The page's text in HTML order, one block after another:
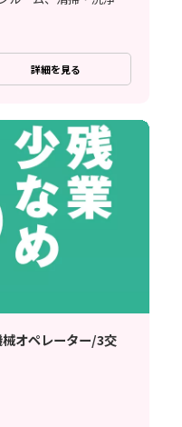
詳細を見る
械オペレーター/3交